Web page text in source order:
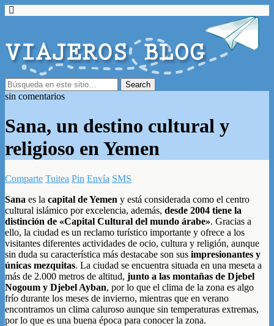
sin comentarios
Sana, un destino cultural y
religioso en Yemen
Comparte Tuitea Pin Envía SMS
Sana es la capital de Yemen y está considerada como el centro
cultural islámico por excelencia, además, desde 2004 tiene la
distinción de «Capital Cultural del mundo árabe». Gracias a
ello, la ciudad es un reclamo turístico importante y ofrece a los
visitantes diferentes actividades de ocio, cultura y religión, aunque
sin duda su característica más destacabe son sus impresionantes y
únicas mezquitas. La ciudad se encuentra situada en una meseta a
más de 2.000 metros de altitud, junto a las montañas de Djebel
Nogoum y Djebel Ayban, por lo que el clima de la zona es algo
frío durante los meses de invierno, mientras que en verano
encontramos un clima caluroso aunque sin temperaturas extremas,
por lo que es una buena época para conocer la zona.